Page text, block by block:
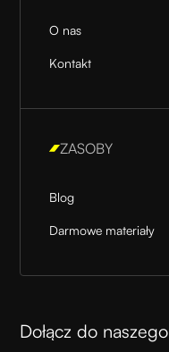
O nas
Kontakt
ZASOBY
Blog
Darmowe materiały
Dołącz do